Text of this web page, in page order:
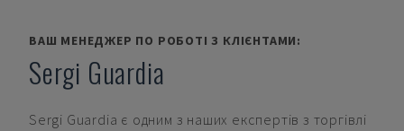
ВАШ МЕНЕДЖЕР ПО РОБОТІ З КЛІЄНТАМИ:
Sergi Guardia
Sergi Guardia є одним з наших експертів з торгівлі